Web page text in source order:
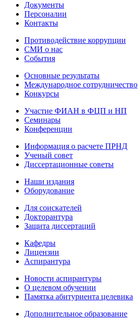
Документы
Персоналии
Контакты
Противодействие коррупции
СМИ о нас
События
Основные результаты
Международное сотрудничество
Конкурсы
Участие ФИАН в ФЦП и НП
Семинары
Конференции
Информация о расчете ПРНД
Ученый совет
Диссертационные советы
Наши издания
Оборудование
Для соискателей
Докторантура
Защита диссертаций
Кафедры
Лицензии
Аспирантура
Новости аспирантуры
О целевом обучении
Памятка абитуриента целевика
Дополнительное образование